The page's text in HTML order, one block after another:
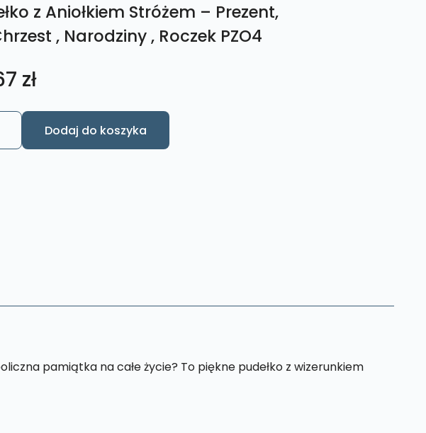
z Aniołkiem Stróżem – Prezent,
, Narodziny , Roczek PZO4
zł
Dodaj do koszyka
pamiątka na całe życie? To piękne pudełko z wizerunkiem